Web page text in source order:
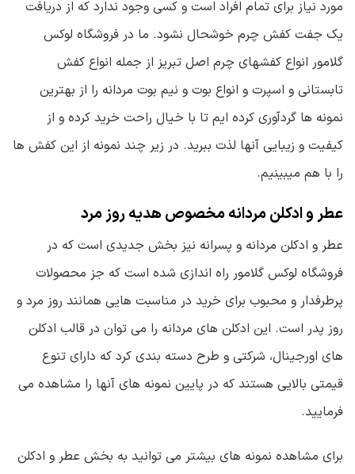
مورد نیاز برای تمام افراد است و کسی وجود ندارد که از دریافت
یک جفت کفش چرم خوشحال نشود. ما در فروشگاه لوکس
گلامور انواع کفشهای چرم اصل تبریز از جمله انواع کفش
تابستانی و اسپرت و انواع بوت و نیم بوت مردانه را از بهترین
نمونه ها گردآوری کرده ایم تا با خیال راحت خرید کرده و از
کیفیت و زیبایی آنها لذت ببرید. در زیر چند نمونه از این کفش ها
را با هم میبینیم.
عطر و ادکلن مردانه مخصوص هدیه روز مرد
عطر و ادکلن مردانه و پسرانه نیز بخش جدیدی است که در
فروشگاه لوکس گلامور راه اندازی شده است که جز محصولات
پرطرفدار و محبوب برای خرید در مناسبت هایی همانند روز مرد و
روز پدر است. این ادکلن های مردانه را می توان در قالب ادکلن
های اورجینال، شرکتی و طرح دسته بندی کرد که دارای تنوع
قیمتی بالایی هستند که در پایین نمونه های آنها را مشاهده می
فرمایید.
برای مشاهده نمونه های بیشتر می توانید به بخش عطر و ادکلن